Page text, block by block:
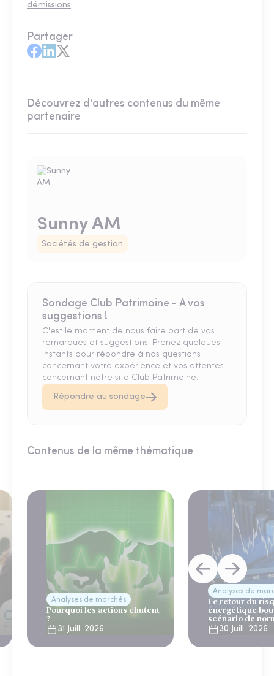
démissions
Partager
Découvrez d'autres contenus du même
partenaire
Sunny AM
Sociétés de gestion
Sondage Club Patrimoine - A vos
suggestions !
C'est le moment de nous faire part de vos
remarques et suggestions. Prenez quelques
instants pour répondre à nos questions
concernant votre expérience et vos attentes
concernant notre site Club Patrimoine.
Répondre au sondage
Contenus de la même thématique
Analyses de marchés
Pourquoi les actions chutent
?
31 Juill. 2026
Analyses de
Le retour du
énergétique
scénario de
30 Juill. 2026